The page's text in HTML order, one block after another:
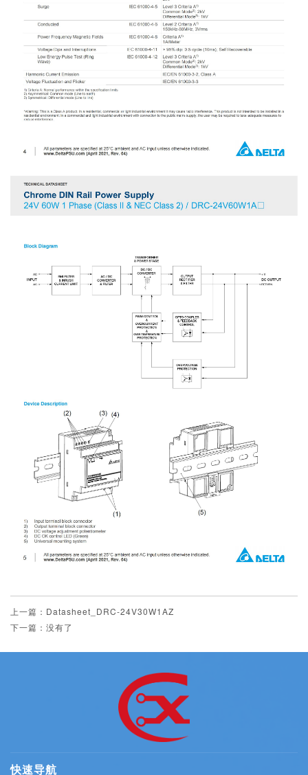
上一篇：Datasheet_DRC-24V30W1AZ
下一篇：没有了
快速导航